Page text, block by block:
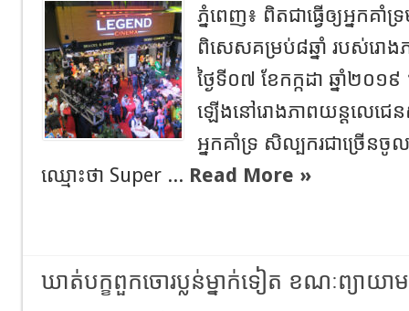
ភ្នំពេញ៖ ពិតជាធ្វើឲ្យអ្នកគាំទ្រ
ពិសេសគម្រប់៨ឆ្នាំ របស់រោង
ថ្ងៃទី០៧ ខែកក្កដា ឆ្នាំ២០១៩
ឡើងនៅរោងភាពយន្តលេជេន
អ្នកគាំទ្រ សិល្បករជាច្រើនចូ
ឈ្មោះថា Super ... Read More »
ឃាត់បក្ខពួកចោរប្លន់ម្នាក់ទៀត ខណៈព្យាយាម